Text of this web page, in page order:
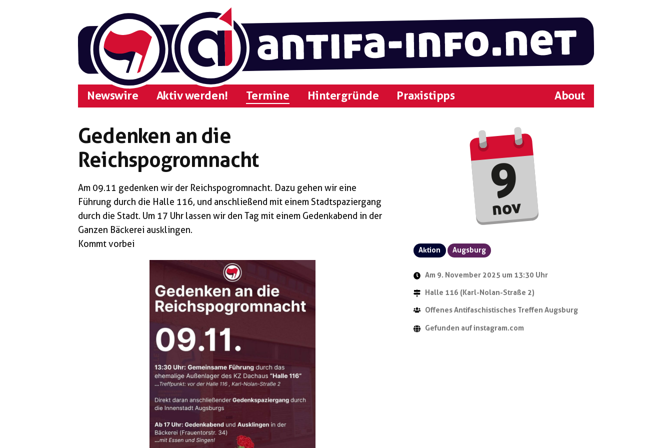
Newswire Aktiv werden! Termine Hintergründe Praxistipps About
nov
9
Gedenken an die
Reichspogromnacht
Aktion Augsburg
Am 9. November 2025 um 13:30 Uhr
Halle 116 (Karl-Nolan-Straße 2)
Offenes Antifaschistisches Treffen Augsburg
Gefunden auf instagram.com
Am 09.11 gedenken wir der Reichspogromnacht. Dazu gehen wir eine
Führung durch die Halle 116, und anschließend mit einem Stadtspaziergang
durch die Stadt. Um 17 Uhr lassen wir den Tag mit einem Gedenkabend in der
Ganzen Bäckerei ausklingen.
Kommt vorbei